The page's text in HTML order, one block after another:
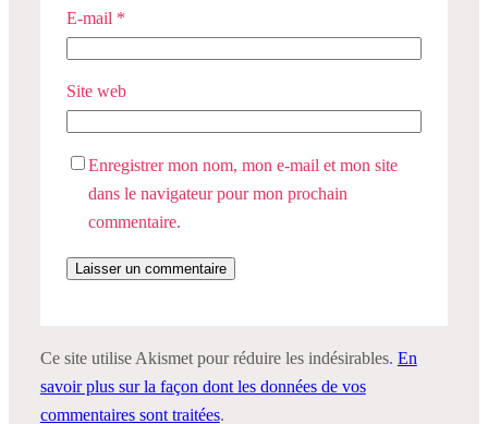
E-mail *
Site web
Enregistrer mon nom, mon e-mail et mon site
dans le navigateur pour mon prochain
commentaire.
Ce site utilise Akismet pour réduire les indésirables. En
savoir plus sur la façon dont les données de vos
commentaires sont traitées.